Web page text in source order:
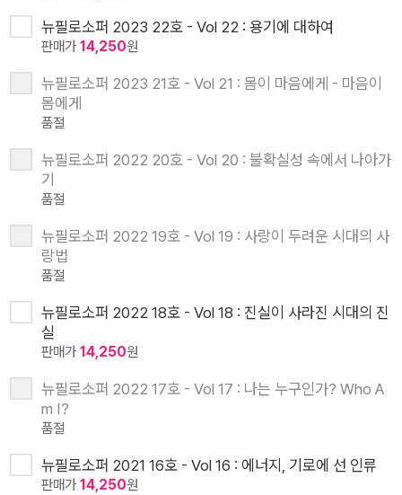
뉴필로소퍼 2023 22호 - Vol 22 : 용기에 대하여
판매가14,250원
뉴필로소퍼 2023 21호 - Vol 21 : 몸이 마음에게 - 마음이
몸에게
품절
뉴필로소퍼 2022 20호 - Vol 20 : 불확실성 속에서 나아가
기
품절
뉴필로소퍼 2022 19호 - Vol 19 : 사랑이 두려운 시대의 사
랑법
품절
뉴필로소퍼 2022 18호 - Vol 18 : 진실이 사라진 시대의 진
실
판매가14,250원
뉴필로소퍼 2022 17호 - Vol 17 : 나는 누구인가? Who A
m I?
품절
뉴필로소퍼 2021 16호 - Vol 16 : 에너지, 기로에 선 인류
판매가14,250원